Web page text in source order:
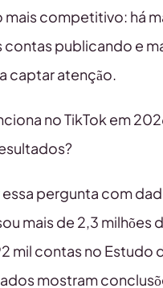
competitivo: há
publicando e
captar atenção.
no TikTok em
pergunta com
mais de 2,3 milhões
mil contas no Estudo
mostram